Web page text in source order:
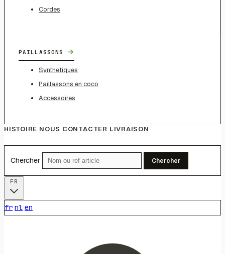
Cordes
PAILLASSONS →
Synthétiques
Paillassons en coco
Accessoires
HISTOIRE NOUS CONTACTER LIVRAISON
Chercher Chercher
fr nl en